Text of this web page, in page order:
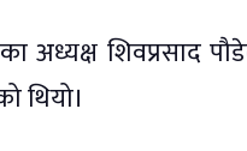
अध्यक्ष शिवप्रसाद
थियो।